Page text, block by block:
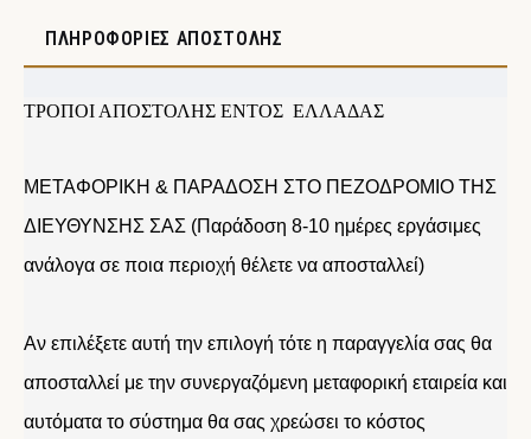
ΠΛΗΡΟΦΟΡΊΕΣ ΑΠΟΣΤΟΛΉΣ
ΤΡΟΠΟΙ ΑΠΟΣΤΟΛΗΣ ΕΝΤΟΣ ΕΛΛΑΔΑΣ
ΜΕΤΑΦΟΡΙΚΗ & ΠΑΡΑΔΟΣΗ ΣΤΟ ΠΕΖΟΔΡΟΜΙΟ ΤΗΣ
ΔΙΕΥΘΥΝΣΗΣ ΣΑΣ (Παράδοση 8-10 ημέρες εργάσιμες
ανάλογα σε ποια περιοχή θέλετε να αποσταλλεί)
Αν επιλέξετε αυτή την επιλογή τότε η παραγγελία σας θα
αποσταλλεί με την συνεργαζόμενη μεταφορική εταιρεία και
αυτόματα το σύστημα θα σας χρεώσει το κόστος